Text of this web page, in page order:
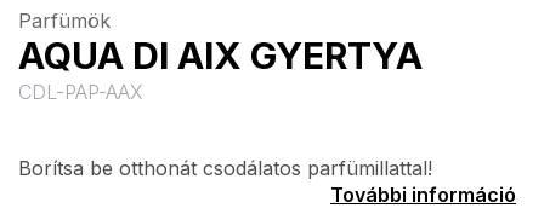
Parfümök
AQUA DI AIX GYERTYA
CDL-PAP-AAX
Borítsa be otthonát csodálatos parfümillattal!
További információ